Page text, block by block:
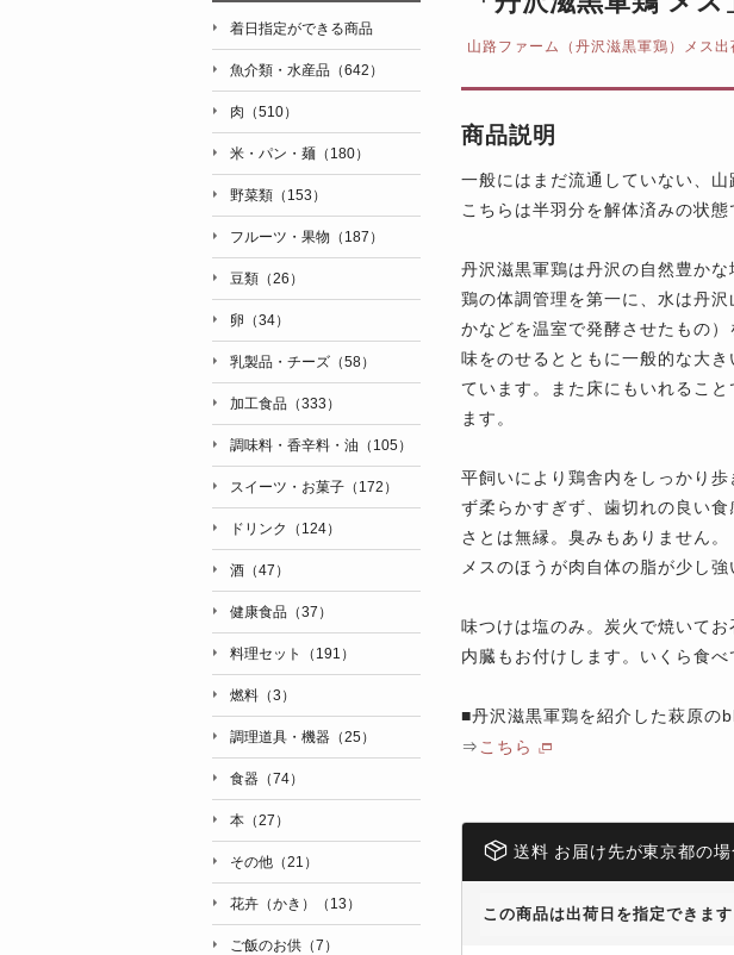
山路ファーム（丹沢滋黒軍鶏）メス出
商品説明
一般にはまだ流通していない、山
こちらは半羽分を解体済みの状態
丹沢滋黒軍鶏は丹沢の自然豊か
鶏の体調管理を第一に、水は丹
かなどを温室で発酵させたもの
味をのせるとともに一般的な大
ています。また床にもいれるこ
ます。
平飼いにより鶏舎内をしっかり
ず柔らかすぎず、歯切れの良い
さとは無縁。臭みもありません。
メスのほうが肉自体の脂が少し
味つけは塩のみ。炭火で焼いてお
内臓もお付けします。いくら食
■丹沢滋黒軍鶏を紹介した萩原の
⇒ こちら
送料 お届け先が東京都の場
この商品は出荷日を指定できます
着日指定ができる商品
魚介類・水産品（642）
肉（510）
米・パン・麺（180）
野菜類（153）
フルーツ・果物（187）
豆類（26）
卵（34）
乳製品・チーズ（58）
加工食品（333）
調味料・香辛料・油（105）
スイーツ・お菓子（172）
ドリンク（124）
酒（47）
健康食品（37）
料理セット（191）
燃料（3）
調理道具・機器（25）
食器（74）
本（27）
その他（21）
花卉（かき）（13）
ご飯のお供（7）